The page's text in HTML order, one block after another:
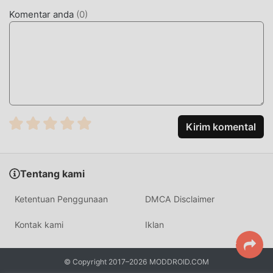
olehBeach Makeup Salon 5.8.5096
permainan, yang merupakan fitur dan kesenangan dari
permainan, tetapi pada saat yang sama, proses akumulasi
pasti akan membuat orang merasa lelah, tetapi sekarang ,
Anda dan mengulangi ""akumulasi"" yang sedikit
menghilangkan proses ini, sehingga membantu Anda fokus
menikmati kegembiraan permainan itu sendiri
UNDUH SEKARANG
Komentar anda (0)
Kirim komental
Tentang kami
Ketentuan Penggunaan DMCA Disclaimer
Kontak kami Iklan
© Copyright 2017–2026 MODDROID.COM